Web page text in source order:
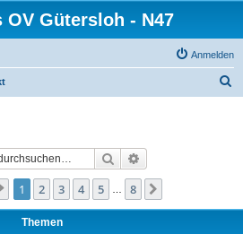
OV Gütersloh - N47
Anmelden
Suche
Seite 1von
1 2 3 4 5 8
Themen